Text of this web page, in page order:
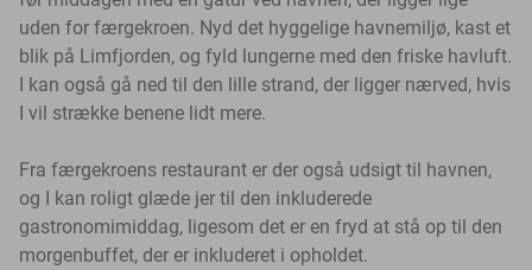
uden for færgekroen. Nyd det hyggelige havnemiljø, kast et
blik på Limfjorden, og fyld lungerne med den friske havluft.
I kan også gå ned til den lille strand, der ligger nærved, hvis
I vil strække benene lidt mere.
Fra færgekroens restaurant er der også udsigt til havnen,
og I kan roligt glæde jer til den inkluderede
gastronomimiddag, ligesom det er en fryd at stå op til den
morgenbuffet, der er inkluderet i opholdet.